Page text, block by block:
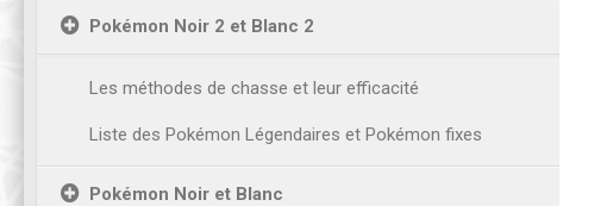
Pokémon Noir 2 et Blanc 2
Les méthodes de chasse et leur efficacité
Liste des Pokémon Légendaires et Pokémon fixes
Pokémon Noir et Blanc